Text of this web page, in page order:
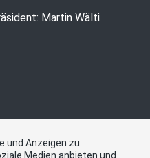
Martin Wälti
und Anzeigen zu
Medien anbieten und